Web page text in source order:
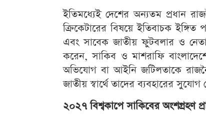
ইতিমধ্যেই দেশের অন্যতম প্রধান
ক্রিকেটারের বিষয়ে ইতিবাচক
এবং সাবেক জাতীয় ফুটবলার ও
করেন, সাকিব ও মাশরাফি
অভিযোগ বা আইনি জটিলতাকে
জাতীয় স্বার্থে তাদের ব্যবহারের
২০২৭ বিশ্বকাপে সাকিবের অংশগ্রহণ